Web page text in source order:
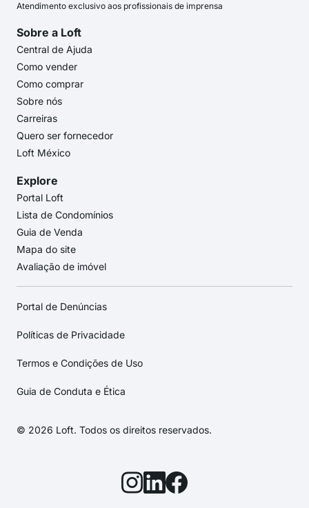
Atendimento exclusivo aos profissionais de imprensa
Sobre a Loft
Central de Ajuda
Como vender
Como comprar
Sobre nós
Carreiras
Quero ser fornecedor
Loft México
Explore
Portal Loft
Lista de Condomínios
Guia de Venda
Mapa do site
Avaliação de imóvel
Portal de Denúncias
Políticas de Privacidade
Termos e Condições de Uso
Guia de Conduta e Ética
© 2026 Loft. Todos os direitos reservados.